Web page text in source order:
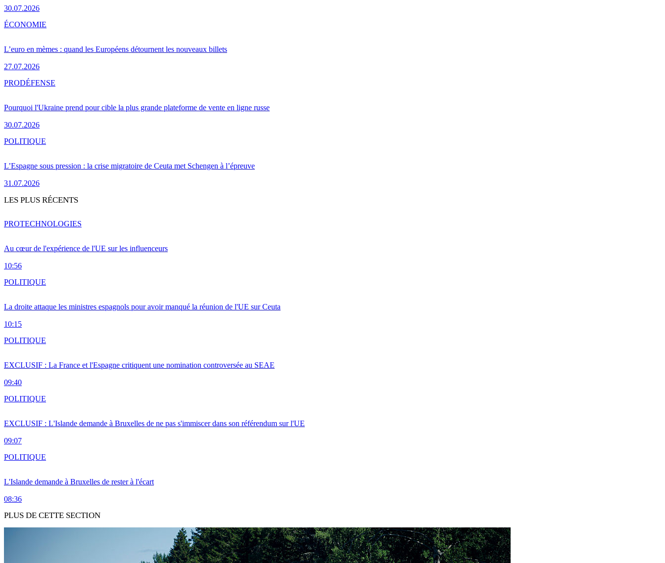
30.07.2026
L’euro en mèmes : quand les Européens détournent les nouveaux billets
27.07.2026
ÉCONOMIE
Pourquoi l'Ukraine prend pour cible la plus grande plateforme de vente en ligne russe
30.07.2026
PRODÉFENSE
L’Espagne sous pression : la crise migratoire de Ceuta met Schengen à l’épreuve
31.07.2026
POLITIQUE
LES PLUS RÉCENTS
Au cœur de l'expérience de l'UE sur les influenceurs
10:56
PROTECHNOLOGIES
La droite attaque les ministres espagnols pour avoir manqué la réunion de l'UE sur Ceuta
10:15
POLITIQUE
EXCLUSIF : La France et l'Espagne critiquent une nomination controversée au SEAE
09:40
POLITIQUE
EXCLUSIF : L'Islande demande à Bruxelles de ne pas s'immiscer dans son référendum sur l'UE
09:07
POLITIQUE
L'Islande demande à Bruxelles de rester à l'écart
08:36
POLITIQUE
PLUS DE CETTE SECTION